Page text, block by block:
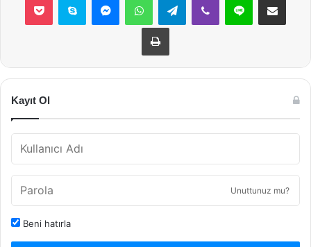
Yazdır
Kayıt Ol
Unuttunuz mu?
Beni hatırla